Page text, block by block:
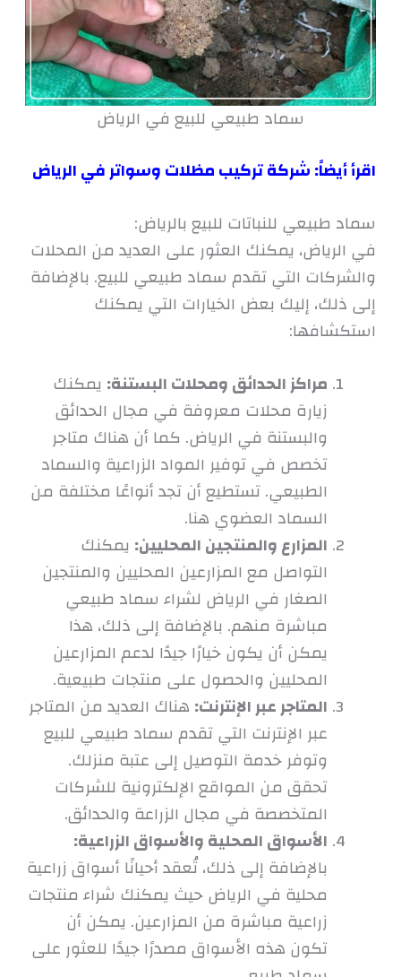
سماد طبيعي للبيع في الرياض
اقرأ أيضاً:شركة تركيب مظلات وسواتر في الرياض
سماد طبيعي للنباتات للبيع بالرياض:
في الرياض، يمكنك العثور على العديد من المحلات
والشركات التي تقدم سماد طبيعي للبيع. بالإضافة
إلى ذلك، إليك بعض الخيارات التي يمكنك
استكشافها:
مراكز الحدائق ومحلات البستنة: يمكنك
زيارة محلات معروفة في مجال الحدائق
والبستنة في الرياض. كما أن هناك متاجر
تخصص في توفير المواد الزراعية والسماد
الطبيعي. تستطيع أن تجد أنواعًا مختلفة من
السماد العضوي هنا.
المزارع والمنتجين المحليين: يمكنك
التواصل مع المزارعين المحليين والمنتجين
الصغار في الرياض لشراء سماد طبيعي
مباشرة منهم. بالإضافة إلى ذلك، هذا
يمكن أن يكون خيارًا جيدًا لدعم المزارعين
المحليين والحصول على منتجات طبيعية.
المتاجر عبر الإنترنت:هناك العديد من المتاجر
عبر الإنترنت التي تقدم سماد طبيعي للبيع
وتوفر خدمة التوصيل إلى عتبة منزلك.
تحقق من المواقع الإلكترونية للشركات
المتخصصة في مجال الزراعة والحدائق.
الأسواق المحلية والأسواق الزراعية:
بالإضافة إلى ذلك، تُعقد أحيانًا أسواق زراعية
محلية في الرياض حيث يمكنك شراء منتجات
زراعية مباشرة من المزارعين. يمكن أن
تكون هذه الأسواق مصدرًا جيدًا للعثور على